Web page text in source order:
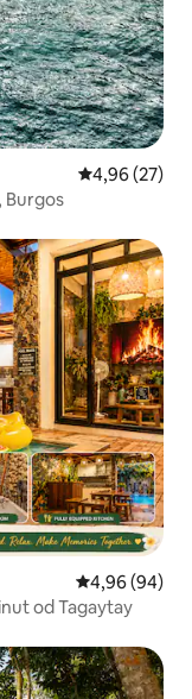
Průměrné
4,96 (27)
Burgos
Průměrné
4,96 (94)
od Tagaytay